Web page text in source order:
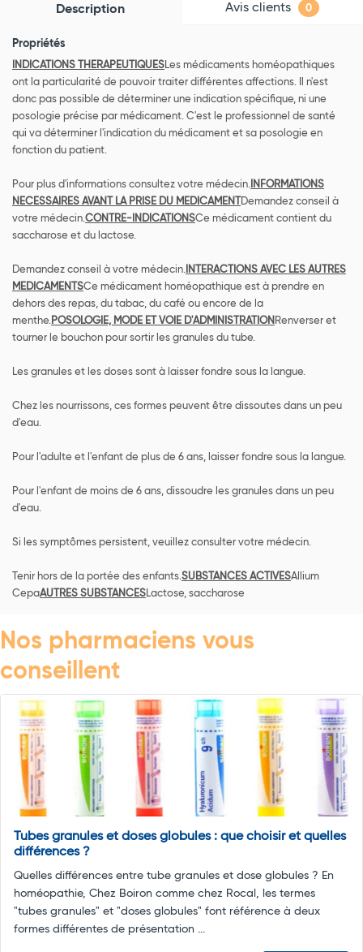
Description Avis clients 0
Propriétés
INDICATIONS THERAPEUTIQUESLes médicaments homéopathiques
ont la particularité de pouvoir traiter différentes affections. Il n'est
donc pas possible de déterminer une indication spécifique, ni une
posologie précise par médicament. C'est le professionnel de santé
qui va déterminer l'indication du médicament et sa posologie en
fonction du patient.
Pour plus d'informations consultez votre médecin. INFORMATIONS
NECESSAIRES AVANT LA PRISE DU MEDICAMENTDemandez conseil à
votre médecin.CONTRE-INDICATIONSCe médicament contient du
saccharose et du lactose.
Demandez conseil à votre médecin. INTERACTIONS AVEC LES AUTRES
MEDICAMENTSCe médicament homéopathique est à prendre en
dehors des repas, du tabac, du café ou encore de la
menthe.POSOLOGIE, MODE ET VOIE D'ADMINISTRATION Renverser et
tourner le bouchon pour sortir les granules du tube.
Les granules et les doses sont à laisser fondre sous la langue.
Chez les nourrissons, ces formes peuvent être dissoutes dans un peu
d'eau.
Pour l'adulte et l'enfant de plus de 6 ans, laisser fondre sous la langue.
Pour l'enfant de moins de 6 ans, dissoudre les granules dans un peu
d'eau.
Si les symptômes persistent, veuillez consulter votre médecin.
Tenir hors de la portée des enfants.SUBSTANCES ACTIVESAllium
CepaAUTRES SUBSTANCESLactose, saccharose
Nos pharmaciens vous
conseillent
Tubes granules et doses globules : que choisir et quelles
différences ?
Quelles différences entre tube granules et dose globules ? En
homéopathie, Chez Boiron comme chez Rocal, les termes
"tubes granules" et "doses globules" font référence à deux
formes différentes de présentation ...